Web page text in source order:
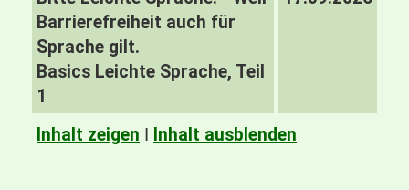
Barrierefreiheit auch für
Sprache gilt.
Basics Leichte Sprache, Teil
1
Inhalt zeigen I Inhalt ausblenden